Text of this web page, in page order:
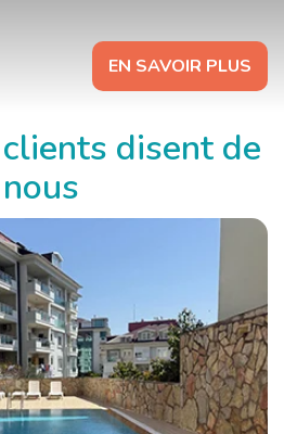
EN SAVOIR PLUS
disent de
nous